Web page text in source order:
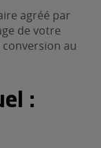
agréé par
de votre
au
: